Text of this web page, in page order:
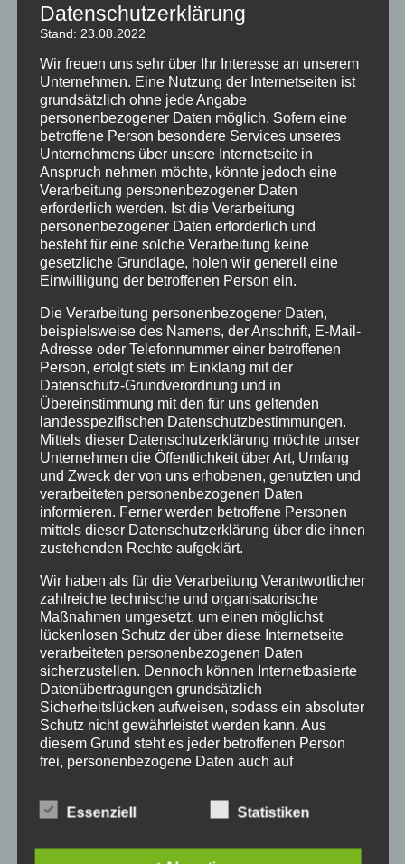
Provisionsentfall – bloße Anfechtungslage reicht
nicht aus
Provisionsentfall wegen Vertragsanfechtung –
Vorbringen im Prozess erforderlich!
Höhe der Haftung des Immobilienmaklers – OGH
20.9.2023, 1 Ob 77/23i
Kategorien
Allgemein
Allgemeines Zivilrecht
Immobilien Verträge
Maklerrecht
Miet- und Wohnrecht
Öffentliches Recht / Verwaltungsrecht
Publikation
Reiserecht
Schadenersatz & Gewährleistung
Werkvertrags- und Baurecht
Archiv
Oktober 2025
Juni 2025
Dezember 2024
Oktober 2024
Februar 2024
Januar 2024
April 2023
Oktober 2022
Datenschutzerklärung
Stand: 23.08.2022
Wir freuen uns sehr über Ihr Interesse an unserem
Unternehmen. Eine Nutzung der Internetseiten ist
grundsätzlich ohne jede Angabe
personenbezogener Daten möglich. Sofern eine
betroffene Person besondere Services unseres
Unternehmens über unsere Internetseite in
Anspruch nehmen möchte, könnte jedoch eine
Verarbeitung personenbezogener Daten
erforderlich werden. Ist die Verarbeitung
personenbezogener Daten erforderlich und
besteht für eine solche Verarbeitung keine
gesetzliche Grundlage, holen wir generell eine
Einwilligung der betroffenen Person ein.
Die Verarbeitung personenbezogener Daten,
beispielsweise des Namens, der Anschrift, E-Mail-
Adresse oder Telefonnummer einer betroffenen
Person, erfolgt stets im Einklang mit der
Datenschutz-Grundverordnung und in
Übereinstimmung mit den für uns geltenden
landesspezifischen Datenschutzbestimmungen.
Mittels dieser Datenschutzerklärung möchte unser
Unternehmen die Öffentlichkeit über Art, Umfang
und Zweck der von uns erhobenen, genutzten und
verarbeiteten personenbezogenen Daten
informieren. Ferner werden betroffene Personen
mittels dieser Datenschutzerklärung über die ihnen
zustehenden Rechte aufgeklärt.
Wir haben als für die Verarbeitung Verantwortlicher
zahlreiche technische und organisatorische
Maßnahmen umgesetzt, um einen möglichst
lückenlosen Schutz der über diese Internetseite
verarbeiteten personenbezogenen Daten
sicherzustellen. Dennoch können Internetbasierte
Datenübertragungen grundsätzlich
Sicherheitslücken aufweisen, sodass ein absoluter
Schutz nicht gewährleistet werden kann. Aus
diesem Grund steht es jeder betroffenen Person
frei, personenbezogene Daten auch auf
uns zu übermitteln.
Essenziell Statistiken